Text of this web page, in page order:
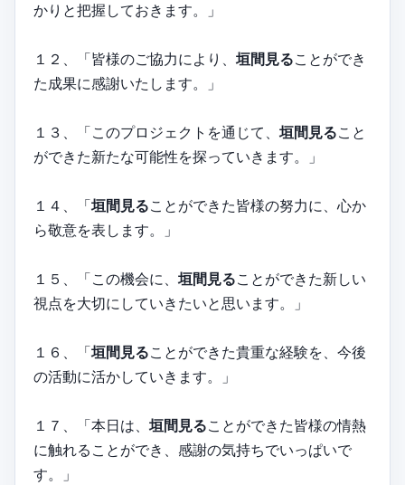
かりと把握しておきます。」
１２、「皆様のご協力により、 垣間見ることができ
た成果に感謝いたします。」
１３、「このプロジェクトを通じて、 垣間見ること
ができた新たな可能性を探っていきます。」
１４、「垣間見ることができた皆様の努力に、心か
ら敬意を表します。」
１５、「この機会に、 垣間見ることができた新しい
視点を大切にしていきたいと思います。」
１６、「垣間見ることができた貴重な経験を、今後
の活動に活かしていきます。」
１７、「本日は、 垣間見ることができた皆様の情熱
に触れることができ、感謝の気持ちでいっぱいで
す。」